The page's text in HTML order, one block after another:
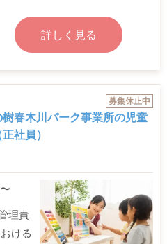
詳しく見る
募集休止中
春木川パーク事業所の児童
社員）
理責
ける